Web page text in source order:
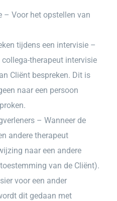
– Voor het opstellen van
tijdens een intervisie –
therapeut intervisie
Cliënt bespreken. Dit is
naar een persoon
– Wanneer de
andere therapeut
naar een andere
van de Cliënt).
voor een ander
dit gedaan met